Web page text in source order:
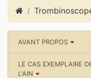
AVANT PROPOS
LE CAS EXEMPLAIRE
L'AIN